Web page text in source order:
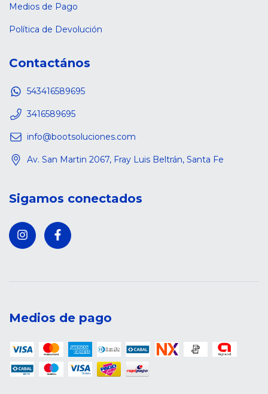
Medios de Pago
Política de Devolución
Contactános
543416589695
3416589695
info@bootsoluciones.com
Av. San Martin 2067, Fray Luis Beltrán, Santa Fe
Sigamos conectados
Medios de pago